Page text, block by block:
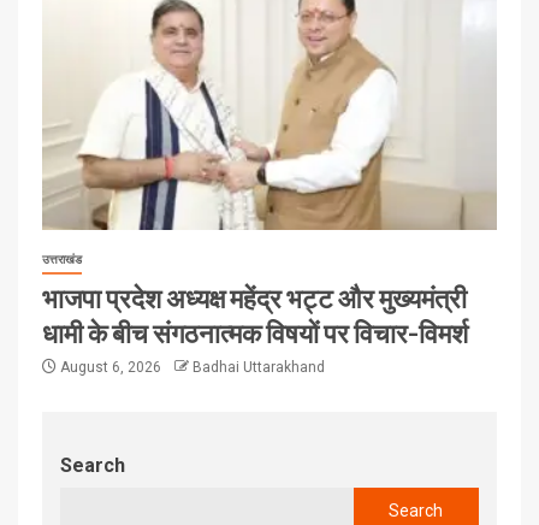
उत्तराखंड
भाजपा प्रदेश अध्यक्ष महेंद्र भट्ट और मुख्यमंत्री
धामी के बीच संगठनात्मक विषयों पर विचार-विमर्श
August 6, 2026 Badhai Uttarakhand
Search
Search